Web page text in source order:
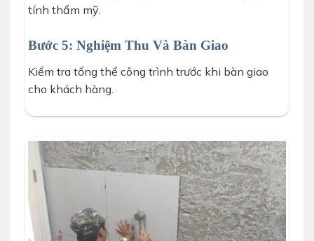
tính thẩm mỹ.
Bước 5: Nghiệm Thu Và Bàn Giao
Kiểm tra tổng thể công trình trước khi bàn giao
cho khách hàng.